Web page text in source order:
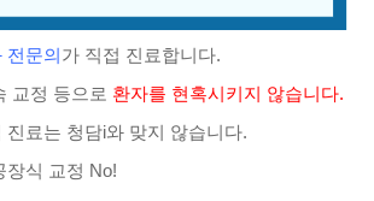
전문의가 직접 진료합니다.
교정 등으로 환자를 현혹시키지 않습니다.
진료는 청담i와 맞지 않습니다.
장식 교정 No!